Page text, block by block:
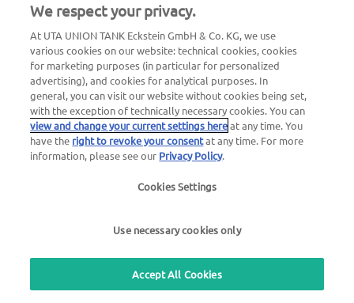
Brytania
Luksemburg Portugalia
Szwajcaria i
Liechtenstein
Hiszpania
We respect your privacy.
At UTA UNION TANK Eckstein GmbH & Co. KG, we use
various cookies on our website: technical cookies, cookies
for marketing purposes (in particular for personalized
advertising), and cookies for analytical purposes. In
general, you can visit our website without cookies being set,
with the exception of technically necessary cookies. You can
view and change your current settings hereat any time. You
have the right to revoke your consentat any time. For more
information, please see our Privacy Policy.
Cookies Settings
Use necessary cookies only
Accept All Cookies